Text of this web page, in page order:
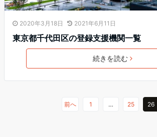
2020年3月18日 2021年6月11日
東京都千代田区の登録支援機関一覧
続きを読む
前へ 1 … 25 26